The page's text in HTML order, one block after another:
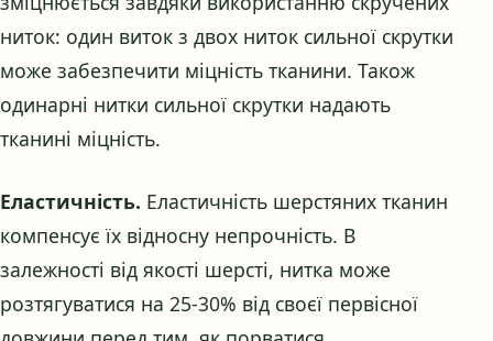
ниток: один виток з двох ниток сильної скрутки
може забезпечити міцність тканини. Також
одинарні нитки сильної скрутки надають
тканині міцність.
Еластичність. Еластичність шерстяних тканин
компенсує їх відносну непрочність. В
залежності від якості шерсті, нитка може
розтягуватися на 25-30% від своєї первісної